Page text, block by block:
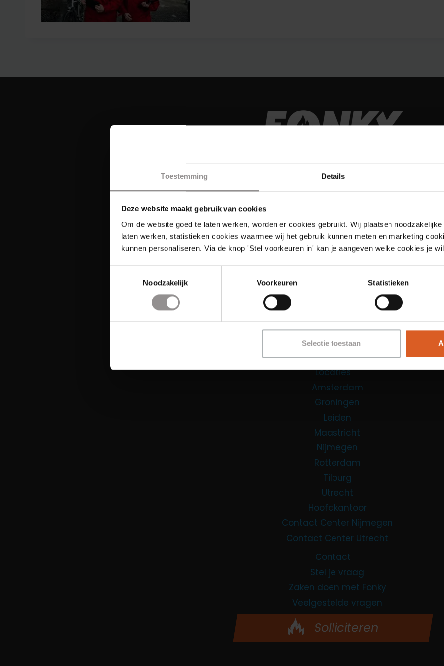
Toestemming Details
Deze website maakt gebruik van cookies
Om de website goed te laten werken, worden er cookies gebruikt. Wij plaatsen
laten werken, statistieken cookies waarmee wij het gebruik kunnen meten en marketing
kunnen personaliseren. Via de knop 'Stel voorkeuren in' kan je aangeven welke cookies je
Noodzakelijk
Voorkeuren Statistieken
Selectie toestaan
Links
Contact Center Agent
Promotiemedewerker
Kantoorfuncties
Over ons
Locaties
Amsterdam
Groningen
Leiden
Maastricht
Nijmegen
Rotterdam
Tilburg
Utrecht
Hoofdkantoor
Contact Center Nijmegen
Contact Center Utrecht
Contact
Stel je vraag
Zaken doen met Fonky
Veelgestelde vragen
Solliciteren